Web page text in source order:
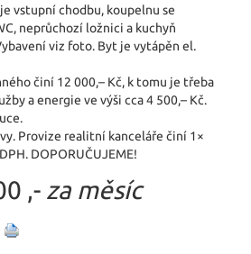
vstupní chodbu, koupelnu se
neprůchozí ložnici a kuchyň
viz foto. Byt je vytápěn el.
činí 12 000,– Kč, k tomu je třeba
a energie ve výši cca 4 500,– Kč.
Provize realitní kanceláře činí 1×
DOPORUČUJEME!
,- za měsíc